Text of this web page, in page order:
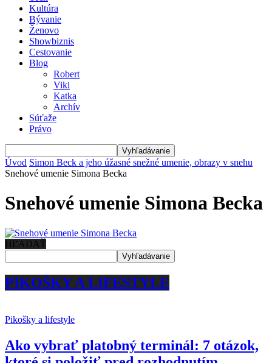
Kultúra
Bývanie
Ženovo
Showbiznis
Cestovanie
Blog
Robert
Viki
Katka
Archív
Súťaže
Právo
Úvod Simon Beck a jeho úžasné snežné umenie, obrazy v snehu
Snehové umenie Simona Becka
Snehové umenie Simona Becka
HĽADAŤ
PIKOŠKY A LIFESTYLE
Pikošky a lifestyle
Ako vybrať platobný terminál: 7 otázok,